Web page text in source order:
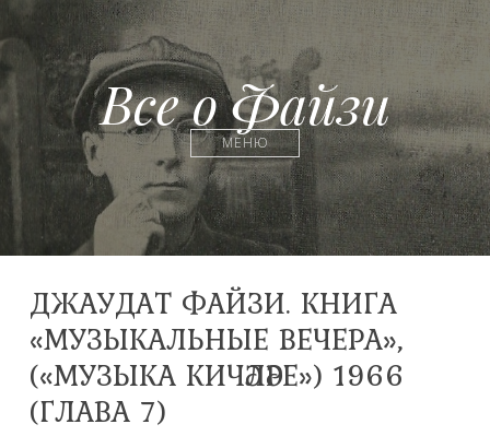
Все о Файзи
МЕНЮ
ДЖАУДАТ ФАЙЗИ. КНИГА
«МУЗЫКАЛЬНЫЕ ВЕЧЕРА»,
(«МУЗЫКА КИЧӘЛӘРЕ») 1966
(ГЛАВА 7)